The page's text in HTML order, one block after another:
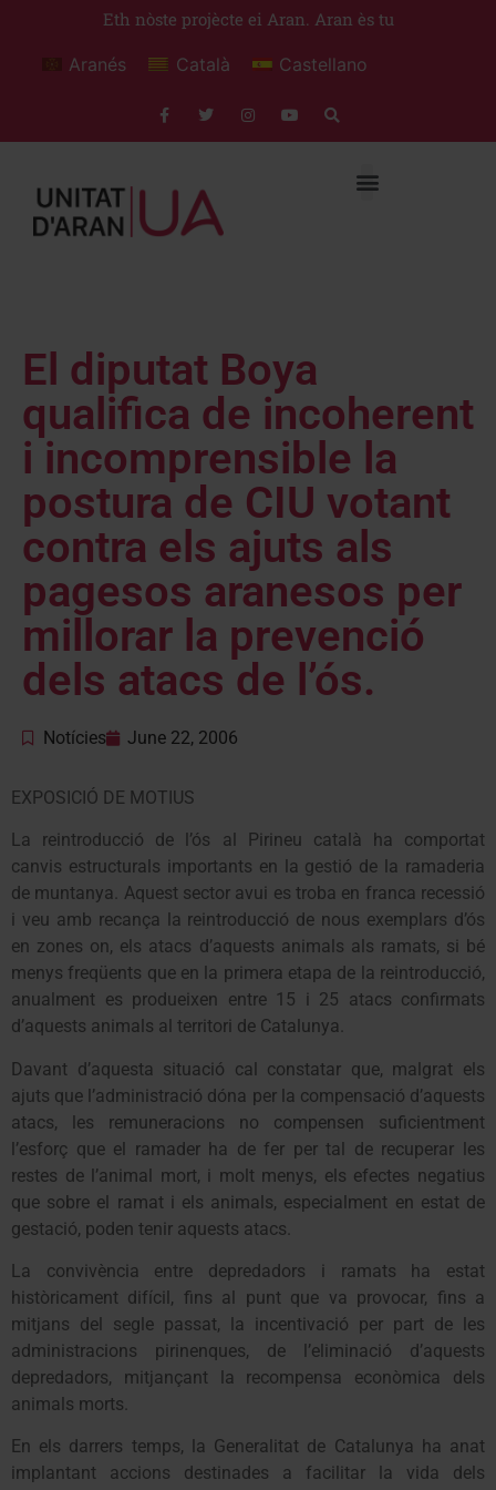
Eth nòste projècte ei Aran. Aran ès tu
Aranés Català Castellano
El diputat Boya
qualifica de incoherent
i incomprensible la
postura de CIU votant
contra els ajuts als
pagesos aranesos per
millorar la prevenció
dels atacs de l’ós.
Notícies June 22, 2006
EXPOSICIÓ DE MOTIUS
La reintroducció de l’ós al Pirineu català ha comportat
canvis estructurals importants en la gestió de la ramaderia
de muntanya. Aquest sector avui es troba en franca recessió
i veu amb recança la reintroducció de nous exemplars d’ós
en zones on, els atacs d’aquests animals als ramats, si bé
menys freqüents que en la primera etapa de la reintroducció,
anualment es produeixen entre 15 i 25 atacs confirmats
d’aquests animals al territori de Catalunya.
Davant d’aquesta situació cal constatar que, malgrat els
ajuts que l’administració dóna per la compensació d’aquests
atacs, les remuneracions no compensen suficientment
l’esforç que el ramader ha de fer per tal de recuperar les
restes de l’animal mort, i molt menys, els efectes negatius
que sobre el ramat i els animals, especialment en estat de
gestació, poden tenir aquests atacs.
La convivència entre depredadors i ramats ha estat
històricament difícil, fins al punt que va provocar, fins a
mitjans del segle passat, la incentivació per part de les
administracions pirinenques, de l’eliminació d’aquests
depredadors, mitjançant la recompensa econòmica dels
animals morts.
En els darrers temps, la Generalitat de Catalunya ha anat
implantant accions destinades a facilitar la vida dels